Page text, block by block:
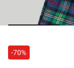
-70%